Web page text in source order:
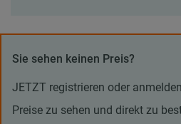
Sie sehen keinen Preis?
JETZT registrieren oder
Preise zu sehen und direkt zu